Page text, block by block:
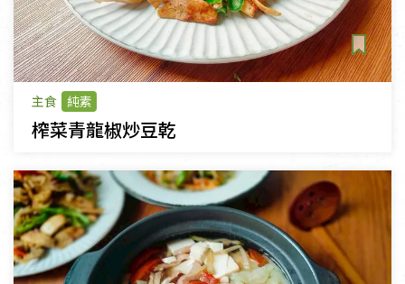
主食 純素
榨菜青龍椒炒豆乾